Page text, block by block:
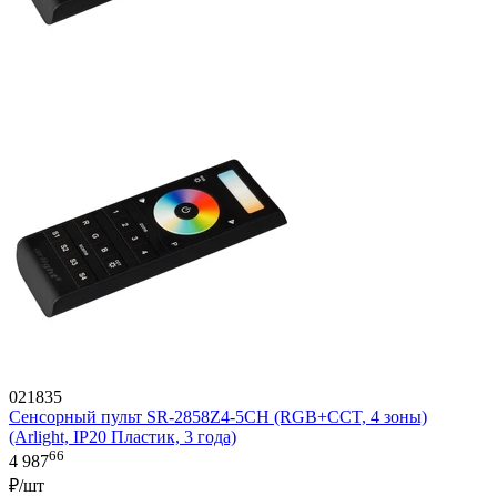
021835
Сенсорный пульт SR-2858Z4-5CH (RGB+CCT, 4 зоны)
(Arlight, IP20 Пластик, 3 года)
4 98766
₽/шт